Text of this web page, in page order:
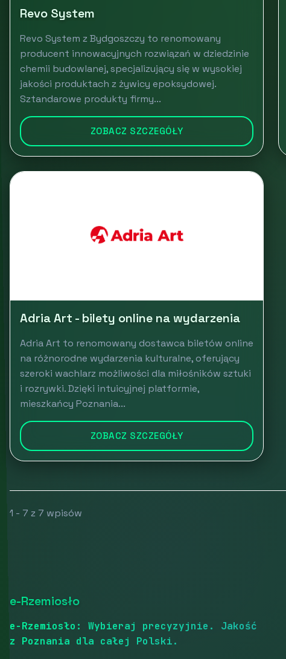
Revo System
Revo System z Bydgoszczy to renomowany
producent innowacyjnych rozwiązań w dziedzinie
chemii budowlanej, specjalizujący się w wysokiej
jakości produktach z żywicy epoksydowej.
Sztandarowe produkty firmy...
ZOBACZ SZCZEGÓŁY
Adria Art - bilety online na wydarzenia
Adria Art to renomowany dostawca biletów online
na różnorodne wydarzenia kulturalne, oferujący
szeroki wachlarz możliwości dla miłośników sztuki
i rozrywki. Dzięki intuicyjnej platformie,
mieszkańcy Poznania...
ZOBACZ SZCZEGÓŁY
1 - 7 z 7 wpisów
e-Rzemiosło
e-Rzemiosło: Wybieraj precyzyjnie. Jakość
z Poznania dla całej Polski.